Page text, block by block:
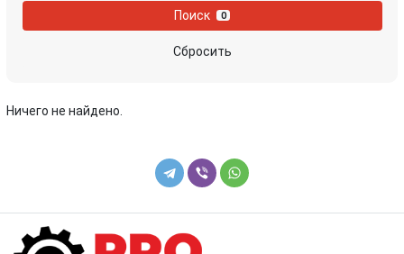
Поиск 0
Сбросить
Ничего не найдено.